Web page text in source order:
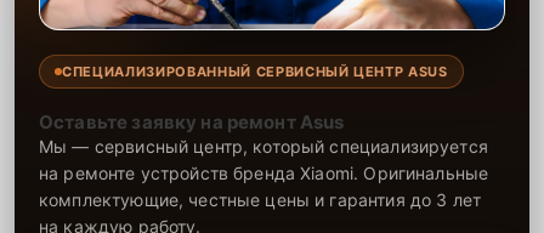
СПЕЦИАЛИЗИРОВАННЫЙ СЕРВИСНЫЙ ЦЕНТР ASUS
Оставьте заявку на ремонт Asus
Мы — сервисный центр, который специализируется
на ремонте устройств бренда Xiaomi. Оригинальные
комплектующие, честные цены и гарантия до 3 лет
на каждую работу.